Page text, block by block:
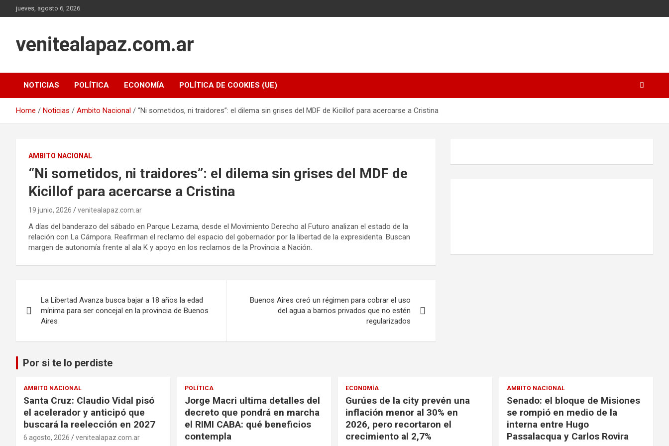
to
jueves, agosto 6, 2026
venitealapaz.com.ar
NOTICIAS POLÍTICA ECONOMÍA POLÍTICA DE COOKIES (UE)
Home Noticias Ambito Nacional “Ni sometidos, ni traidores”: el dilema sin grises del MDF de Kicillof para acercarse a Cristina
AMBITO NACIONAL
“Ni sometidos, ni traidores”: el dilema sin grises del MDF de
Kicillof para acercarse a Cristina
19 junio, 2026 venitealapaz.com.ar
A días del banderazo del sábado en Parque Lezama, desde el Movimiento Derecho al Futuro analizan el estado de la
relación con La Cámpora. Reafirman el reclamo del espacio del gobernador por la libertad de la expresidenta. Buscan
margen de autonomía frente al ala K y apoyo en los reclamos de la Provincia a Nación.
de
La Libertad Avanza busca bajar a 18 años la edad
mínima para ser concejal en la provincia de Buenos
Aires
Buenos Aires creó un régimen para cobrar el uso
del agua a barrios privados que no estén
regularizados
Por si te lo perdiste
AMBITO NACIONAL
Santa Cruz: Claudio Vidal pisó
el acelerador y anticipó que
buscará la reelección en 2027
6 agosto, 2026 venitealapaz.com.ar
POLÍTICA
Jorge Macri ultima detalles del
decreto que pondrá en marcha
el RIMI CABA: qué beneficios
contempla
ECONOMÍA
Gurúes de la city prevén una
inflación menor al 30% en
2026, pero recortaron el
crecimiento al 2,7%
AMBITO NACIONAL
Senado: el bloque de Misiones
se rompió en medio de la
interna entre Hugo
Passalacqua y Carlos Rovira